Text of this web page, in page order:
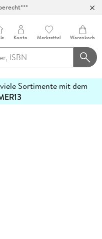
Konto Merkzettel Warenkorb
Sortimente mit dem